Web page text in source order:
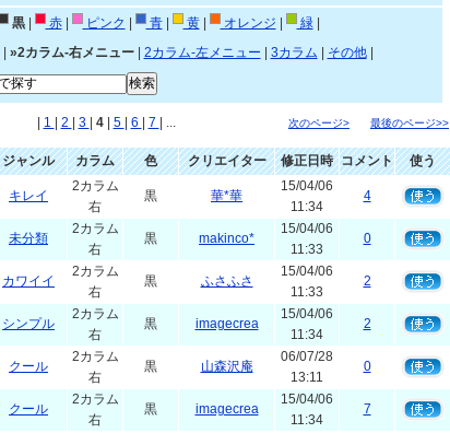
黒| 赤| ピンク 青| 黄| オレンジ 緑|
»2カラム-右メニュー| 2カラム-左メニュー 3カラム その他|
1 2 3 4 5 6 7 | ... 次のページ> 最後のページ>>
ジャンル カラム 色 クリエイター 修正日時 コメント 使う
キレイ
2カラム
右
黒 華*華
15/04/06
11:34
4
未分類
2カラム
右
黒 makinco*
15/04/06
11:33
0
カワイイ
2カラム
右
黒 ふさふさ
15/04/06
11:33
2
シンプル
2カラム
右
黒 imagecrea
15/04/06
11:34
2
クール
2カラム
右
黒 山森沢庵
06/07/28
13:11
0
クール
2カラム
右
黒 imagecrea
15/04/06
11:34
7